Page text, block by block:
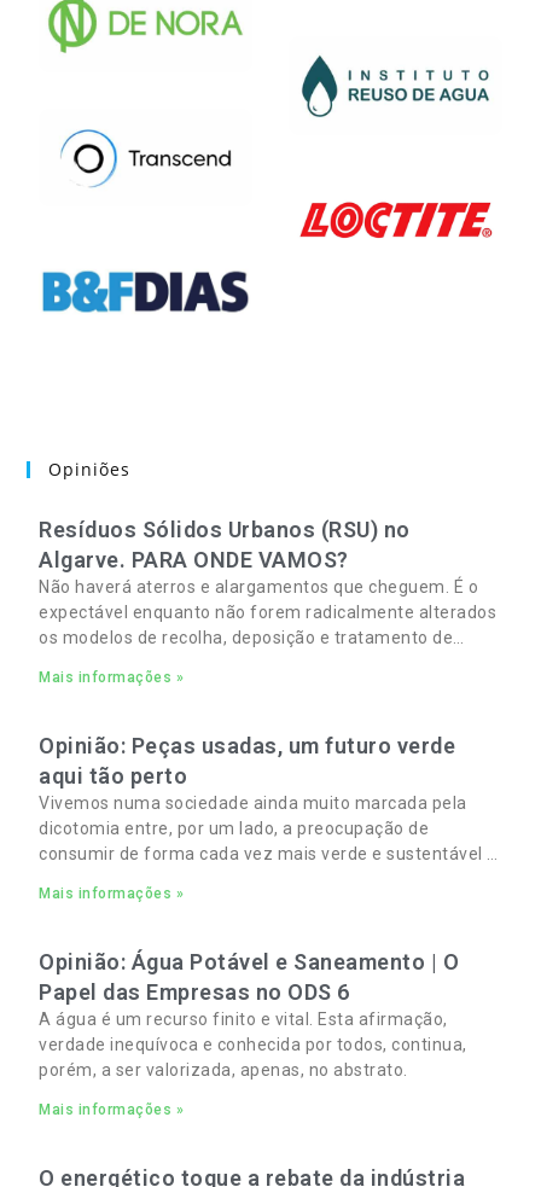
Opiniões
Resíduos Sólidos Urbanos (RSU) no
Algarve. PARA ONDE VAMOS?
Não haverá aterros e alargamentos que cheguem. É o
expectável enquanto não forem radicalmente alterados
os modelos de recolha, deposição e tratamento de
Mais informações »
Opinião: Peças usadas, um futuro verde
aqui tão perto
Vivemos numa sociedade ainda muito marcada pela
dicotomia entre, por um lado, a preocupação de
consumir de forma cada vez mais verde e sustentável e,
e familiares cada vez mais apertados.
Mais informações »
Opinião: Água Potável e Saneamento | O
Papel das Empresas no ODS 6
A água é um recurso finito e vital. Esta afirmação,
verdade inequívoca e conhecida por todos, continua,
porém, a ser valorizada, apenas, no abstrato.
Mais informações »
O energético toque a rebate da indústria